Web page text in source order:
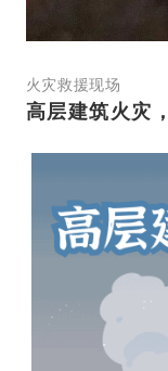
大连金
火灾救援现场
高层建筑火灾